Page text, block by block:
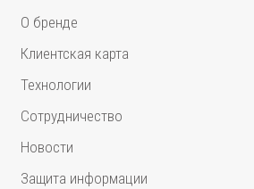
О бренде
Клиентская карта
Технологии
Сотрудничество
Новости
Защита информации